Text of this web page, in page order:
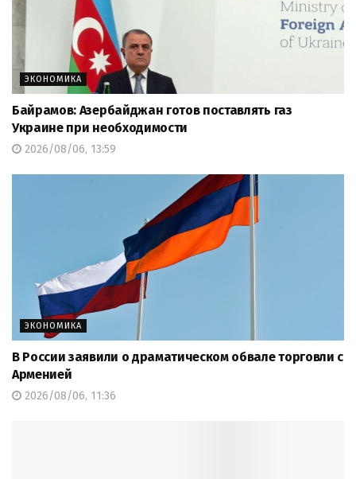
ЭКОНОМИКА
Байрамов: Азербайджан готов поставлять газ
Украине при необходимости
2026/08/06, 13:59
ЭКОНОМИКА
В России заявили о драматическом обвале торговли с
Арменией
2026/08/06, 11:36